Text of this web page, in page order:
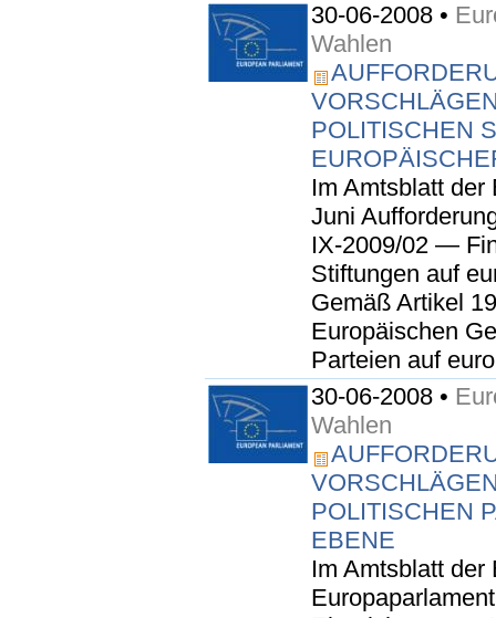
30-06-2008 •
Wahlen
POLITISCHEN
Im Amtsblatt der
Juni
IX-2009/02 —
Stiftungen auf
Gemäß Artikel
Europäischen
Parteien auf
30-06-2008 •
Wahlen
POLITISCHEN
EBENE
Im Amtsblatt der